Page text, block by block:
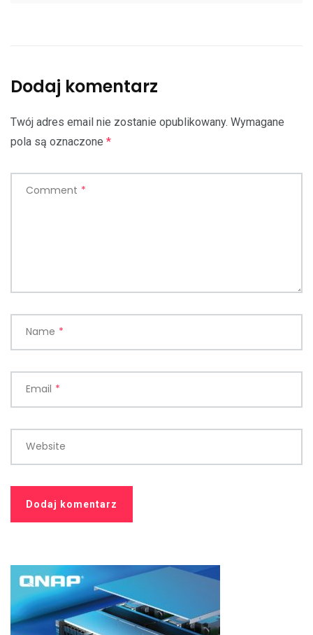
Dodaj komentarz
Twój adres email nie zostanie opublikowany. Wymagane
pola są oznaczone *
Comment *
Name *
Email *
Website